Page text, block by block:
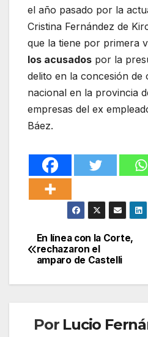
el año pasado por la
Cristina Fernández de
que la tiene por primera
los acusados por la
delito en la concesión de
nacional en la provincia
empresas del ex
Báez.
Navegación
de
En línea con la Corte,
rechazaron el
amparo de Castelli
Por Lucio